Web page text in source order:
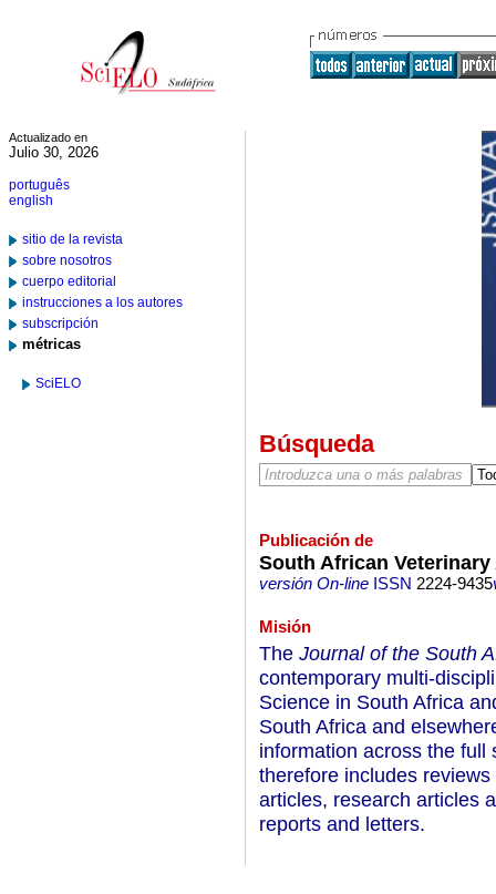
Actualizado en
Julio 30, 2026
português
english
sitio de la revista
sobre nosotros
cuerpo editorial
instrucciones a los autores
subscripción
métricas
SciELO
Búsqueda
Publicación de
South African
versión On-lineISSN 2224-9435
Misión
The Journal of the South
contemporary multi-
Science in South Africa
South Africa and
information across the full
therefore includes
articles, research articles
reports and letters.